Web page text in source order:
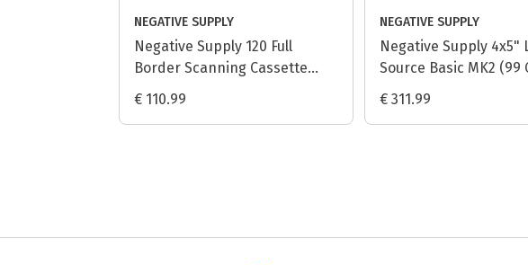
NEGATIVE SUPPLY
Negative Supply 120 Full
Border Scanning Cassette
pour Film Carrier 120 MK2
€ 110.99
NEGATIVE SUPPLY
Negative Supply 4x5"
Source Basic MK2 (99
€ 311.99